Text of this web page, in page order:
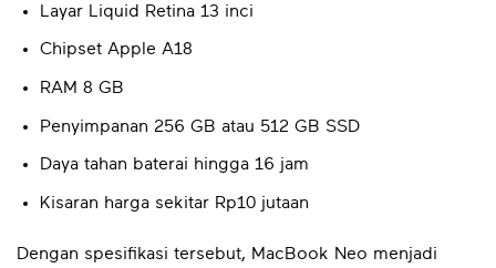
Layar Liquid Retina 13 inci
Chipset Apple A18
RAM 8 GB
Penyimpanan 256 GB atau 512 GB SSD
Daya tahan baterai hingga 16 jam
Kisaran harga sekitar Rp10 jutaan
Dengan spesifikasi tersebut, MacBook Neo menjadi